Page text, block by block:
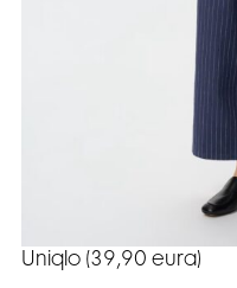
Uniqlo (39,90 eura)